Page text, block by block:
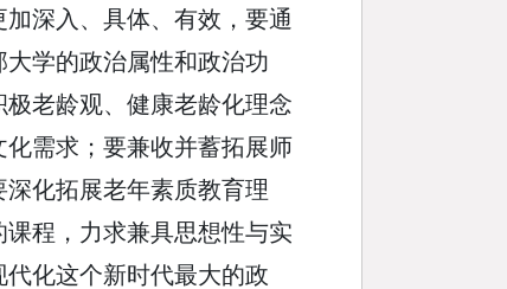
深入、具体、有效，要通
学的政治属性和政治功
极老龄观、健康老龄化理念
需求；要兼收并蓄拓展师
化拓展老年素质教育理
程，力求兼具思想性与实
化这个新时代最大的政